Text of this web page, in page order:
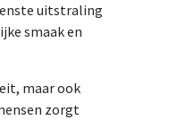
uitstraling
smaak en
maar ook
zorgt